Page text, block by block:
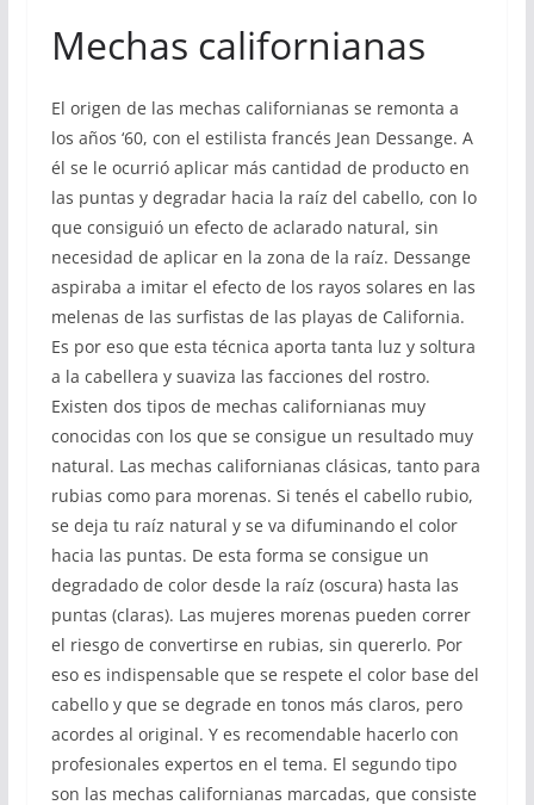
Mechas californianas
El origen de las mechas californianas se remonta a
los años ‘60, con el estilista francés Jean Dessange. A
él se le ocurrió aplicar más cantidad de producto en
las puntas y degradar hacia la raíz del cabello, con lo
que consiguió un efecto de aclarado natural, sin
necesidad de aplicar en la zona de la raíz. Dessange
aspiraba a imitar el efecto de los rayos solares en las
melenas de las surfistas de las playas de California.
Es por eso que esta técnica aporta tanta luz y soltura
a la cabellera y suaviza las facciones del rostro.
Existen dos tipos de mechas californianas muy
conocidas con los que se consigue un resultado muy
natural. Las mechas californianas clásicas, tanto para
rubias como para morenas. Si tenés el cabello rubio,
se deja tu raíz natural y se va difuminando el color
hacia las puntas. De esta forma se consigue un
degradado de color desde la raíz (oscura) hasta las
puntas (claras). Las mujeres morenas pueden correr
el riesgo de convertirse en rubias, sin quererlo. Por
eso es indispensable que se respete el color base del
cabello y que se degrade en tonos más claros, pero
acordes al original. Y es recomendable hacerlo con
profesionales expertos en el tema. El segundo tipo
son las mechas californianas marcadas, que consiste